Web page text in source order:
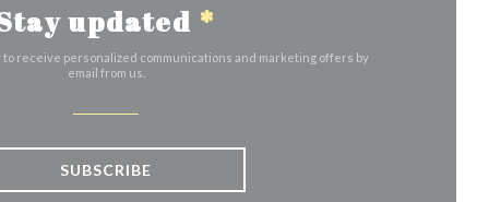
updated *
receive personalized communications and marketing offers by
email from us.
SUBSCRIBE